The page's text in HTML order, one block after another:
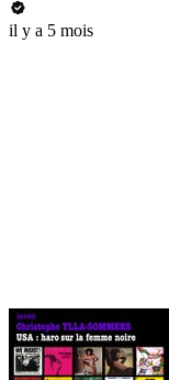
il y a 5 mois